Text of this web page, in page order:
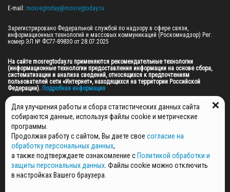
E-mail: mosregtoday@mosregtoday.ru
Зарегистрировано Федеральной службой по надзору в сфере связи,
информационных технологий и массовых коммуникаций (Роскомнадзор) Рег.
номер ЭЛ № ФС77-89830 от 28.07.2025
На сайте mosregtoday.ru применяются рекомендательные технологии
(информационные технологии предоставления информации на основе сбора,
систематизации и анализа сведений, относящихся к предпочтениям
пользователей сети «Интернет», находящихся на территории Российской
Федерации). Подробная информация
© 2026 ПРАВА НА ВСЕ МАТЕРИАЛЫ САЙТА ПРИНАДЛЕЖАТ ГАУ МО "ЦИФРОВЫЕ
МЕДИА" (ОГРН: 1255000059467).
ПОЛИТИКА ОБРАБОТКИ И ЗАЩИТЫ ПЕРСОНАЛЬНЫХ ДАННЫХ
НОВОСТИ
ГАЗЕТЫ
РЕКЛАМОДАТЕЛЯМ
Для улучшения работы и сбора статистических данных сайта
собираются данные, используя файлы cookie и метрические
программы.
Продолжая работу с сайтом, Вы даете свое согласие на
обработку персональных данных,
а также подтверждаете ознакомление с Политикой обработки и
защиты персональных данных . Файлы cookie можно отключить
в настройках Вашего браузера.